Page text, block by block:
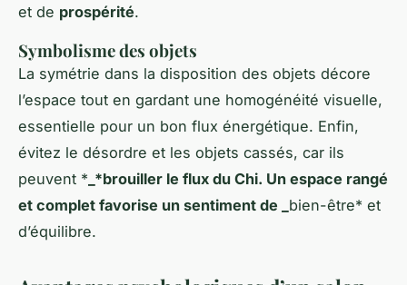
et de prospérité.
Symbolisme des objets
La symétrie dans la disposition des objets décore
l’espace tout en gardant une homogénéité visuelle,
essentielle pour un bon flux énergétique. Enfin,
évitez le désordre et les objets cassés, car ils
peuvent * _*brouiller le flux du Chi. Un espace rangé
et complet favorise un sentiment de _ bien-être* et
d’équilibre.